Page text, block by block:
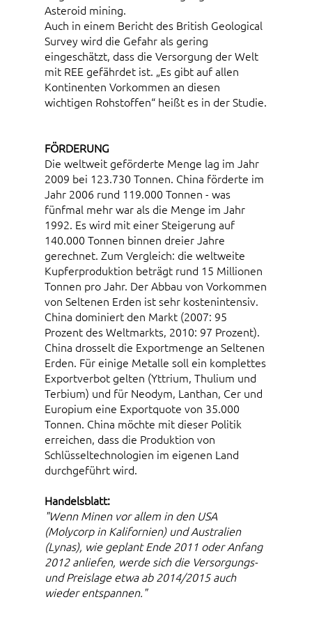
Asteroid mining.
Auch in einem Bericht des British Geological
Survey wird die Gefahr als gering
eingeschätzt, dass die Versorgung der Welt
mit REE gefährdet ist. „Es gibt auf allen
Kontinenten Vorkommen an diesen
wichtigen Rohstoffen“ heißt es in der Studie.
FÖRDERUNG
Die weltweit geförderte Menge lag im Jahr
2009 bei 123.730 Tonnen. China förderte im
Jahr 2006 rund 119.000 Tonnen - was
fünfmal mehr war als die Menge im Jahr
1992. Es wird mit einer Steigerung auf
140.000 Tonnen binnen dreier Jahre
gerechnet. Zum Vergleich: die weltweite
Kupferproduktion beträgt rund 15 Millionen
Tonnen pro Jahr. Der Abbau von Vorkommen
von Seltenen Erden ist sehr kostenintensiv.
China dominiert den Markt (2007: 95
Prozent des Weltmarkts, 2010: 97 Prozent).
China drosselt die Exportmenge an Seltenen
Erden. Für einige Metalle soll ein komplettes
Exportverbot gelten (Yttrium, Thulium und
Terbium) und für Neodym, Lanthan, Cer und
Europium eine Exportquote von 35.000
Tonnen. China möchte mit dieser Politik
erreichen, dass die Produktion von
Schlüsseltechnologien im eigenen Land
durchgeführt wird.
Handelsblatt:
"Wenn Minen vor allem in den USA
(Molycorp in Kalifornien) und Australien
(Lynas), wie geplant Ende 2011 oder Anfang
2012 anliefen, werde sich die Versorgungs-
und Preislage etwa ab 2014/2015 auch
wieder entspannen."